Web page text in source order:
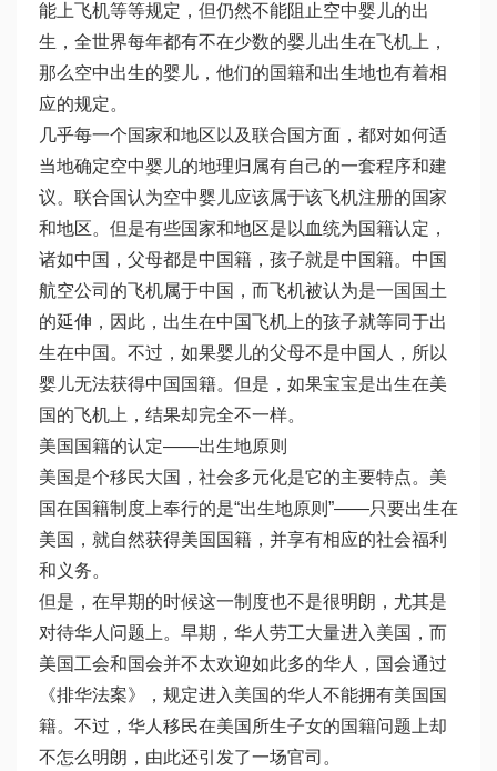
能上飞机等等规定，但仍然不能阻止空中婴儿的出
生，全世界每年都有不在少数的婴儿出生在飞机上，
那么空中出生的婴儿，他们的国籍和出生地也有着相
应的规定。
几乎每一个国家和地区以及联合国方面，都对如何适
当地确定空中婴儿的地理归属有自己的一套程序和建
议。联合国认为空中婴儿应该属于该飞机注册的国家
和地区。但是有些国家和地区是以血统为国籍认定，
诸如中国，父母都是中国籍，孩子就是中国籍。中国
航空公司的飞机属于中国，而飞机被认为是一国国土
的延伸，因此，出生在中国飞机上的孩子就等同于出
生在中国。不过，如果婴儿的父母不是中国人，所以
婴儿无法获得中国国籍。但是，如果宝宝是出生在美
国的飞机上，结果却完全不一样。
美国国籍的认定——出生地原则
美国是个移民大国，社会多元化是它的主要特点。美
国在国籍制度上奉行的是“出生地原则”——只要出生在
美国，就自然获得美国国籍，并享有相应的社会福利
和义务。
但是，在早期的时候这一制度也不是很明朗，尤其是
对待华人问题上。早期，华人劳工大量进入美国，而
美国工会和国会并不太欢迎如此多的华人，国会通过
《排华法案》，规定进入美国的华人不能拥有美国国
籍。不过，华人移民在美国所生子女的国籍问题上却
不怎么明朗，由此还引发了一场官司。